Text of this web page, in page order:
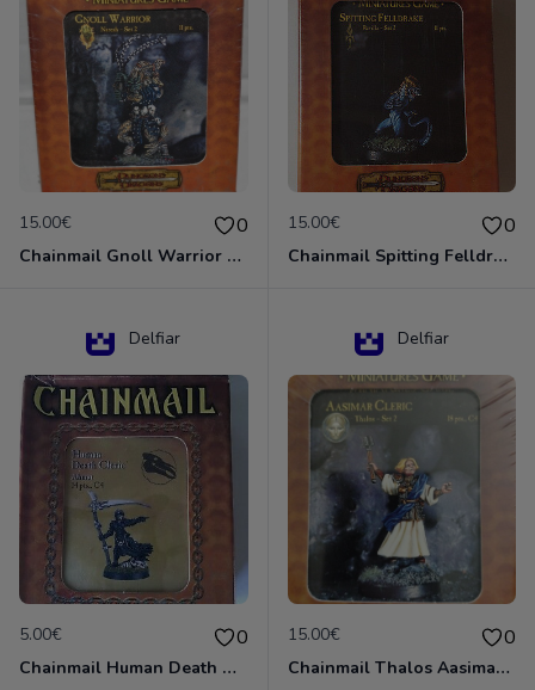
15.00€ 0
Chainmail Gnoll Warrior Dungeons & Dragons
15.00€ 0
Chainmail Spitting Felldrake
Delfiar
5.00€ 0
Chainmail Human Death Cleric
Delfiar
15.00€ 0
Chainmail Thalos Aasimar Cleric